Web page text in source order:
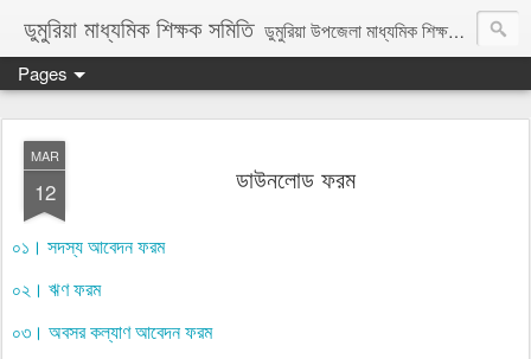
ডুমুরিয়া মাধ্যমিক শিক্ষক সমিতি ডুমুরিয়া উপজেলা মাধ্যমিক শিক্ষক সমিতি ডুমুরিয়া, খুলনা। স্থাপিতঃ ১৯৬৮ খ্রি.।
Pages
MAR
12 ডাউনলোড ফরম
০১। সদস্য আবেদন ফরম
০২। ঋণ ফরম
০৩। অবসর কল্যাণ আবেদন ফরম